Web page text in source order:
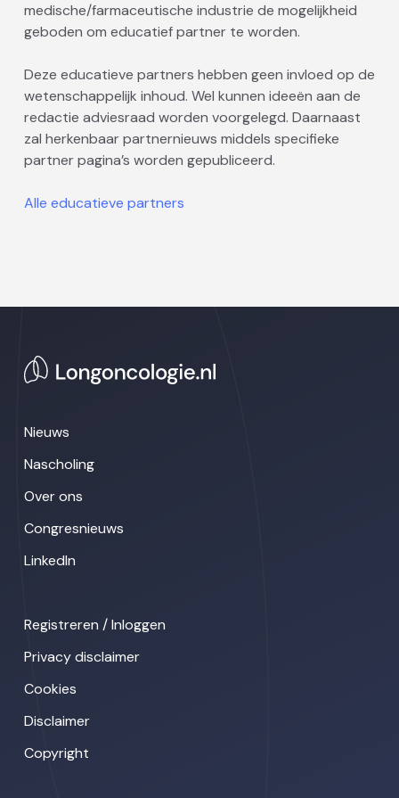
medische/farmaceutische industrie de mogelijkheid
geboden om educatief partner te worden.
Deze educatieve partners hebben geen invloed op de
wetenschappelijk inhoud. Wel kunnen ideeën aan de
redactie adviesraad worden voorgelegd. Daarnaast
zal herkenbaar partnernieuws middels specifieke
partner pagina’s worden gepubliceerd.
Alle educatieve partners
Nieuws
Nascholing
Over ons
Congresnieuws
LinkedIn
Registreren / Inloggen
Privacy disclaimer
Cookies
Disclaimer
Copyright